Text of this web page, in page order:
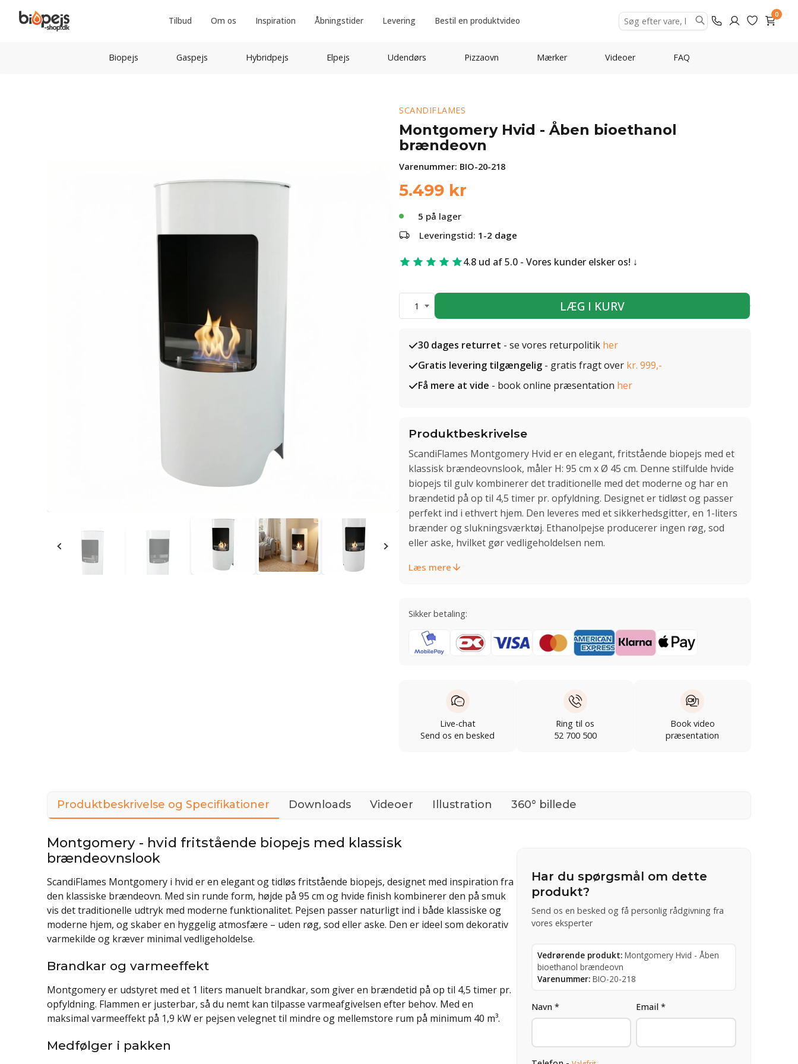
Tilbud Om os Inspiration Åbningstider Levering Bestil en produktvideo
0
Biopejs Gaspejs Hybridpejs Elpejs Udendørs Pizzaovn Mærker Videoer FAQ
SCANDIFLAMES
Montgomery Hvid - Åben bioethanol
brændeovn
Varenummer: BIO-20-218
5.499 kr
5 på lager
Leveringstid: 1-2 dage
4.8 ud af 5.0 - Vores kunder elsker os!
1 LÆG I KURV
30 dages returret - se vores returpolitik her
Gratis levering tilgængelig - gratis fragt over kr. 999,-
Få mere at vide - book online præsentation her
Produktbeskrivelse
ScandiFlames Montgomery Hvid er en elegant, fritstående biopejs med et
klassisk brændeovnslook, måler H: 95 cm x Ø 45 cm. Denne stilfulde hvide
biopejs til gulv kombinerer det traditionelle med det moderne og har en
brændetid på op til 4,5 timer pr. opfyldning. Designet er tidløst og passer
perfekt ind i ethvert hjem. Den leveres med et sikkerhedsgitter, en 1-liters
brænder og slukningsværktøj. Ethanolpejse producerer ingen røg, sod
eller aske, hvilket gør vedligeholdelsen nem.
Læs mere
Sikker betaling:
Live-chat
Send os en besked
Ring til os
52 700 500
Book video
præsentation
Produktbeskrivelse og Specifikationer Downloads Videoer Illustration 360° billede
Montgomery - hvid fritstående biopejs med klassisk
brændeovnslook
ScandiFlames Montgomery i hvid er en elegant og tidløs fritstående biopejs, designet med inspiration fra
den klassiske brændeovn. Med sin runde form, højde på 95 cm og hvide finish kombinerer den på smuk
vis det traditionelle udtryk med moderne funktionalitet. Pejsen passer naturligt ind i både klassiske og
moderne hjem, og skaber en hyggelig atmosfære – uden røg, sod eller aske. Den er ideel som dekorativ
varmekilde og kræver minimal vedligeholdelse.
Brandkar og varmeeffekt
Montgomery er udstyret med et 1 liters manuelt brandkar, som giver en brændetid på op til 4,5 timer pr.
opfyldning. Flammen er justerbar, så du nemt kan tilpasse varmeafgivelsen efter behov. Med en
maksimal varmeeffekt på 1,9 kW er pejsen velegnet til mindre og mellemstore rum på minimum 40 m³.
Medfølger i pakken
Har du spørgsmål om dette
produkt?
Send os en besked og få personlig rådgivning fra
vores eksperter
Vedrørende produkt: Montgomery Hvid - Åben
bioethanol brændeovn
Varenummer: BIO-20-218
Navn * Email *